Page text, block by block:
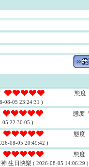
態度
08-05 23:24:31 )
態度
05 22:30:05 )
態度
08-05 20:49:42 )
態度
生日快樂 ( 2026-08-05 14:06:29 )